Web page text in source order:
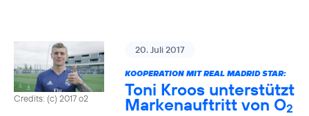
Credits: (c) 2017 o2
20. Juli 2017
KOOPERATION MIT REAL MADRID STAR:
Toni Kroos unterstützt
Markenauftritt von O2